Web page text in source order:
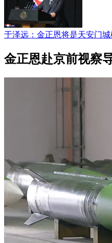
于泽远：金正恩将是天安门
金正恩赴京前视察